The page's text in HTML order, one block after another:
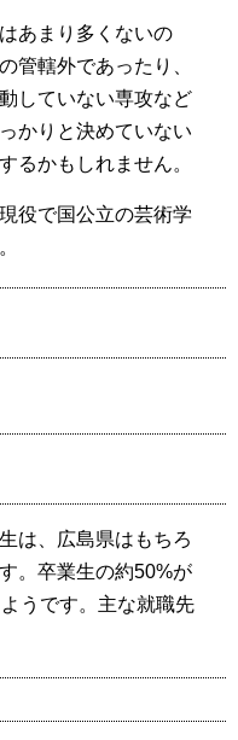
あまり多くないの
管轄外であったり、
していない専攻など
かりと決めていない
るかもしれません。
役で国公立の芸術学
は、広島県はもちろ
。卒業生の約50%が
うです。主な就職先